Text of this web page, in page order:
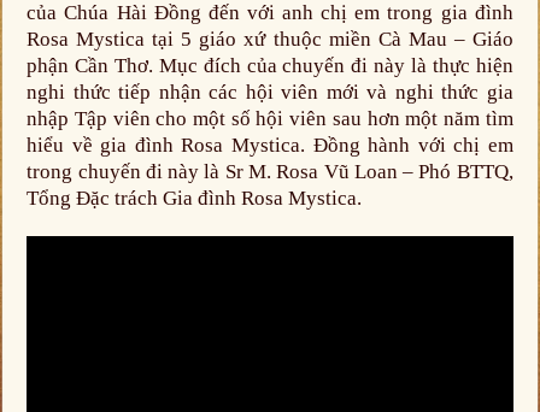
của Chúa Hài Đồng đến với anh chị em trong gia đình
Rosa Mystica tại 5 giáo xứ thuộc miền Cà Mau – Giáo
phận Cần Thơ. Mục đích của chuyến đi này là thực hiện
nghi thức tiếp nhận các hội viên mới và nghi thức gia
nhập Tập viên cho một số hội viên sau hơn một năm tìm
hiểu về gia đình Rosa Mystica. Đồng hành với chị em
trong chuyến đi này là Sr M. Rosa Vũ Loan – Phó BTTQ,
Tổng Đặc trách Gia đình Rosa Mystica.